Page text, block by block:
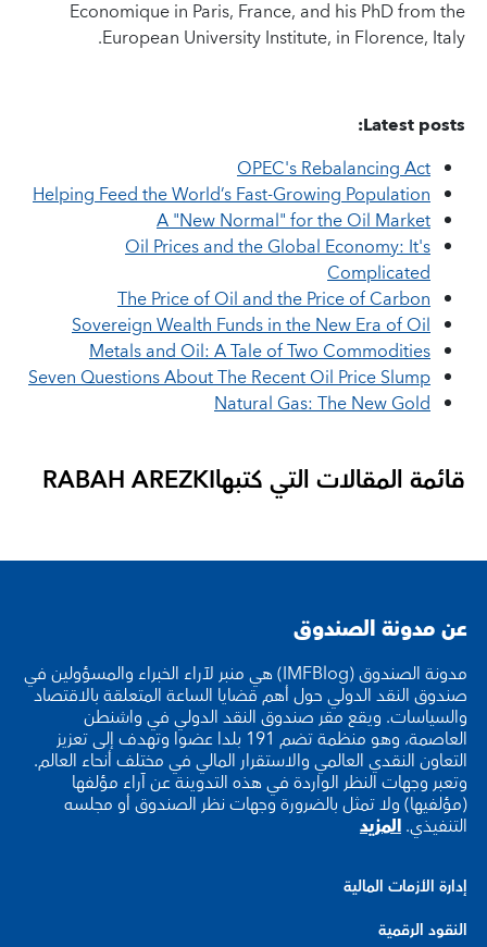
Economique in Paris, France, and his PhD from the
European University Institute, in Florence, Italy.
Latest posts:
OPEC's Rebalancing Act
Helping Feed the World’s Fast-Growing Population
A "New Normal" for the Oil Market
Oil Prices and the Global Economy: It's
Complicated
The Price of Oil and the Price of Carbon
Sovereign Wealth Funds in the New Era of Oil
Metals and Oil: A Tale of Two Commodities
Seven Questions About The Recent Oil Price Slump
Natural Gas: The New Gold
قائمة المقالات التي كتبهاRABAH AREZKI
عن مدونة الصندوق
مدونة الصندوق (IMFBlog) هي منبر لآراء الخبراء والمسؤولين في
صندوق النقد الدولي حول أهم قضايا الساعة المتعلقة بالاقتصاد
والسياسات. ويقع مقر صندوق النقد الدولي في واشنطن
العاصمة، وهو منظمة تضم 191 بلدا عضوا وتهدف إلى تعزيز
التعاون النقدي العالمي والاستقرار المالي في مختلف أنحاء العالم.
وتعبر وجهات النظر الواردة في هذه التدوينة عن آراء مؤلفها
(مؤلفيها) ولا تمثل بالضرورة وجهات نظر الصندوق أو مجلسه
التنفيذي.المزيد
إدارة الأزمات المالية
النقود الرقمية